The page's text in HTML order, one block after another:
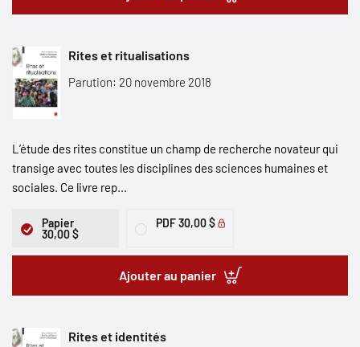
Rites et ritualisations
Parution: 20 novembre 2018
L’étude des rites constitue un champ de recherche novateur qui
transige avec toutes les disciplines des sciences humaines et
sociales. Ce livre rep...
Papier
30,00 $
PDF30,00 $
Ajouter au panier
Rites et identités